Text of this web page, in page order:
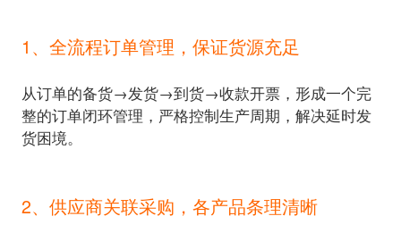
1、全流程订单管理，保证货源充足
从订单的备货→发货→到货→收款开票，形成一个完
整的订单闭环管理，严格控制生产周期，解决延时发
货困境。
2、供应商关联采购，各产品条理清晰